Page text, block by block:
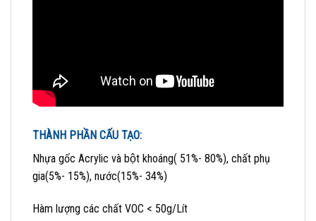
THÀNH PHẦN CẤU TẠO:
Nhựa gốc Acrylic và bột khoáng( 51%- 80%), chất phụ
gia(5%- 15%), nước(15%- 34%)
Hàm lượng các chất VOC < 50g/Lít